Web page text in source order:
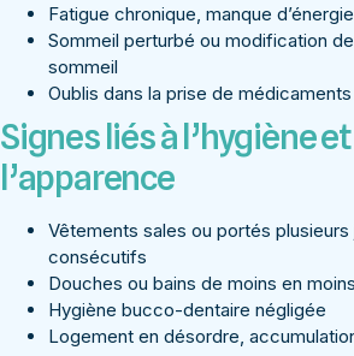
Fatigue chronique, manque d’énergie
Sommeil perturbé ou modification
sommeil
Oublis dans la prise de médicaments
Signes liés à l’hygiène
l’apparence
Vêtements sales ou portés plusieurs
consécutifs
Douches ou bains de moins en
Hygiène bucco-dentaire négligée
Logement en désordre,